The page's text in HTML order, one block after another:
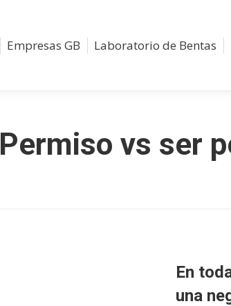
Empresas GB Laboratorio de Bentas
vs ser
En
una